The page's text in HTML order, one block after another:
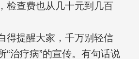
检查费也从几十元到几百
得提醒大家，千万别轻信
“治疗病”的宣传。有句话说